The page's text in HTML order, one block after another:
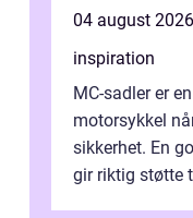
04 august 2026
inspiration
MC-sadler er
motorsykkel
sikkerhet. En
gir riktig støtte